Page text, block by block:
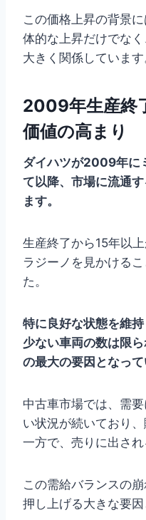
この価格上昇の背景
体的な上昇だけでな
大きく関係しています
2009年生産終
価値の高まり
ダイハツが2009年に
て以降、市場に流通
ます。
生産終了から15年以
ラジーノを見かける
た。
特に良好な状態を維
少ない車両の数は限
の最大の要因となって
中古車市場では、需
い状況が続いており
一方で、売りに出され
この需給バランスの
押し上げる大きな要因